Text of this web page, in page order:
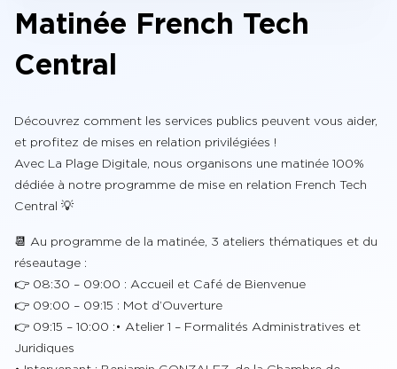
Matinée French Tech
Central
Découvrez comment les services publics peuvent vous aider,
et profitez de mises en relation privilégiées !
Avec La Plage Digitale, nous organisons une matinée 100%
dédiée à notre programme de mise en relation French Tech
Central 💡
📆 Au programme de la matinée, 3 ateliers thématiques et du
réseautage :
👉 08:30 – 09:00 : Accueil et Café de Bienvenue
👉 09:00 – 09:15 : Mot d’Ouverture
👉 09:15 – 10:00 :• Atelier 1 – Formalités Administratives et
Juridiques